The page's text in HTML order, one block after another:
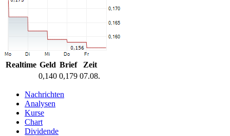
Realtime Geld Brief
Zeit
0,140 0,179 07.08.
Nachrichten
Analysen
Kurse
Chart
Dividende